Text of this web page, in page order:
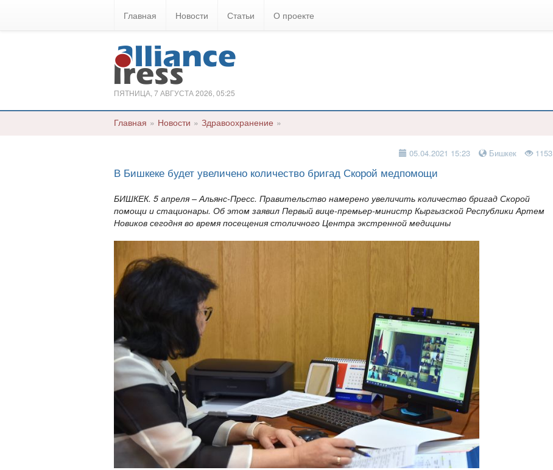
Главная Новости Статьи О проекте
ПЯТНИЦА, 7 АВГУСТА 2026, 05:25
Главная » Новости » Здравоохранение »
05.04.2021 15:23 Бишкек 1153
В Бишкеке будет увеличено количество бригад Скорой медпомощи
БИШКЕК. 5 апреля – Альянс-Пресс. Правительство намерено увеличить количество бригад Скорой
помощи и стационары. Об этом заявил Первый вице-премьер-министр Кыргызской Республики Артем
Новиков сегодня во время посещения столичного Центра экстренной медицины